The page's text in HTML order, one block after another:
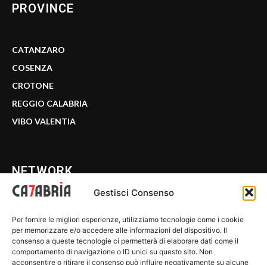
Gestisci Consenso
Per fornire le migliori esperienze, utilizziamo tecnologie come i cookie
per memorizzare e/o accedere alle informazioni del dispositivo. Il
consenso a queste tecnologie ci permetterà di elaborare dati come il
comportamento di navigazione o ID unici su questo sito. Non
acconsentire o ritirare il consenso può influire negativamente su alcune
PROVINCE
CATANZARO
COSENZA
CROTONE
REGGIO CALABRIA
VIBO VALENTIA
NETWORK
WE CALABRIA
C7 PLAY